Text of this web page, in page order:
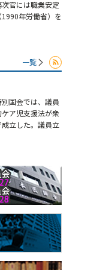
官には職業安定
年労働省）を
一覧
国会では、議員
ア児支援法が衆
立した。議員立